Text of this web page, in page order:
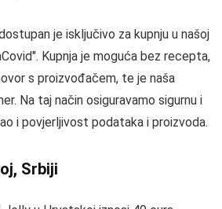
je isključivo za kupnju u našoj
Kupnja je moguća bez recepta,
s proizvođačem, te je naša
Na taj način osiguravamo sigurnu i
i povjerljivost podataka i proizvoda.
Srbiji